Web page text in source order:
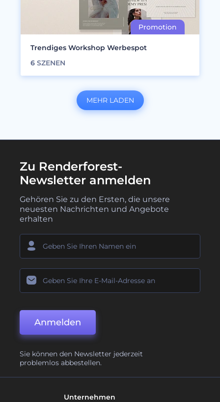
Trendiges Workshop Werbespot
6 SZENEN
MEHR LADEN
Zu Renderforest-
Newsletter anmelden
Gehören Sie zu den Ersten, die unsere
neuesten Nachrichten und Angebote
erhalten
Anmelden
Sie können den Newsletter jederzeit
problemlos abbestellen.
Unternehmen